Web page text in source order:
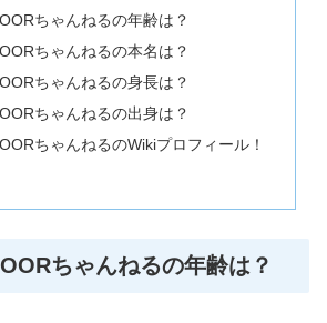
ちゃんねるの年齢は？
ちゃんねるの本名は？
ちゃんねるの身長は？
ちゃんねるの出身は？
ちゃんねるのWikiプロフィール！
ちゃんねるの年齢は？